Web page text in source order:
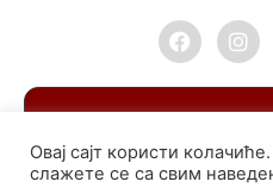
Овај сајт користи
слажете се са свим